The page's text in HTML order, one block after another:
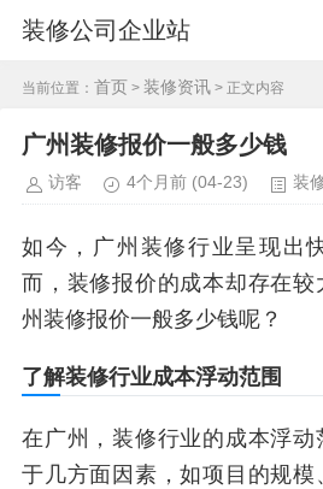
装修公司企业站
当前位置： 首页 > 装修资讯 > 正文内容
广州装修报价一般多少钱
访客 4个月前 (04-23) 装
如今，广州装修行业呈现出
而，装修报价的成本却存在
州装修报价一般多少钱呢？
了解装修行业成本浮动范围
在广州，装修行业的成本浮
于几方面因素，如项目的规